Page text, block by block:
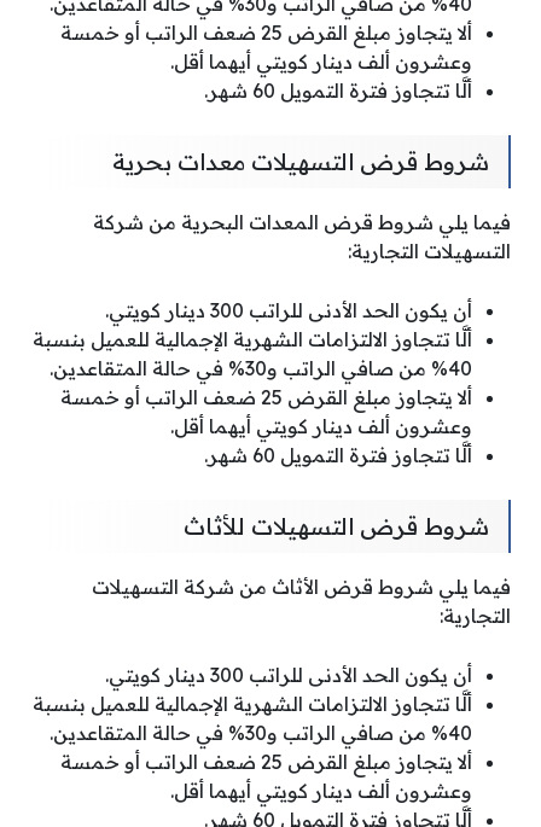
ألا يتجاوز مبلغ القرض 25 ضعف الراتب أو خمسة
وعشرون ألف دينار كويتي أيهما أقل.
ألَّا تتجاوز فترة التمويل 60 شهر.
شروط قرض التسهيلات معدات بحرية
فيما يلي شروط قرض المعدات البحرية من شركة
التسهيلات التجارية:
أن يكون الحد الأدنى للراتب 300 دينار كويتي.
ألَّا تتجاوز الالتزامات الشهرية الإجمالية للعميل بنسبة
40% من صافي الراتب و30% في حالة المتقاعدين.
ألا يتجاوز مبلغ القرض 25 ضعف الراتب أو خمسة
وعشرون ألف دينار كويتي أيهما أقل.
ألَّا تتجاوز فترة التمويل 60 شهر.
شروط قرض التسهيلات للأثاث
فيما يلي شروط قرض الأثاث من شركة التسهيلات
التجارية:
أن يكون الحد الأدنى للراتب 300 دينار كويتي.
ألَّا تتجاوز الالتزامات الشهرية الإجمالية للعميل بنسبة
40% من صافي الراتب و30% في حالة المتقاعدين.
ألا يتجاوز مبلغ القرض 25 ضعف الراتب أو خمسة
وعشرون ألف دينار كويتي أيهما أقل.
ألَّا تتجاوز فترة التمويل 60 شهر.